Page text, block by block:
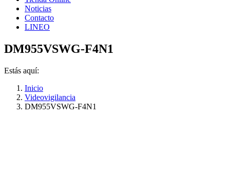
Noticias
Contacto
LINEO
DM955VSWG-F4N1
Estás aquí:
Inicio
Videovigilancia
DM955VSWG-F4N1